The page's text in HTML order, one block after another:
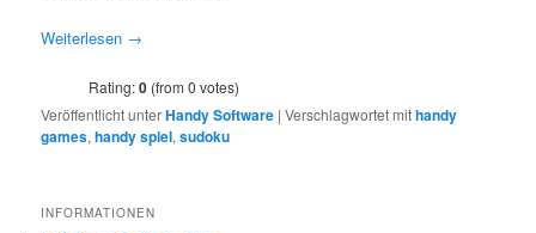
Weiterlesen →
Rating:0 (from 0 votes)
Veröffentlicht unterHandy Software |Verschlagwortet mithandy
games,handy spiel,sudoku
INFORMATIONEN